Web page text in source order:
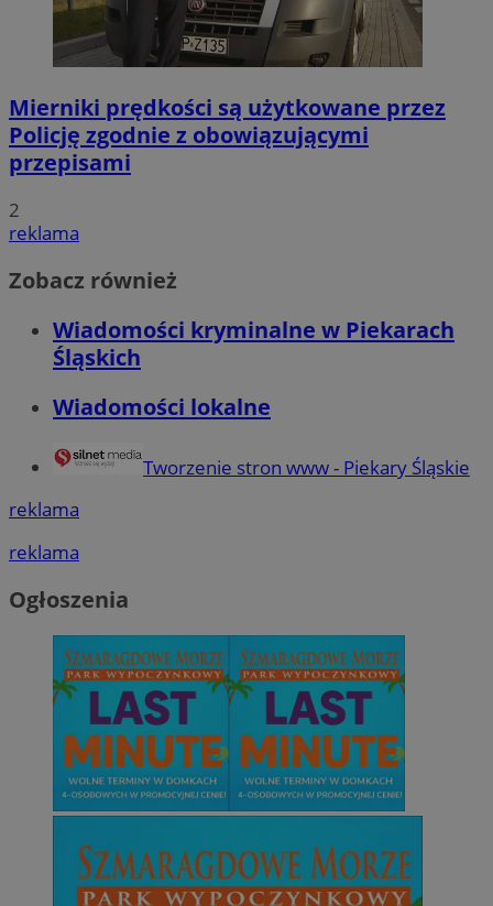
Mierniki prędkości są użytkowane przez
Policję zgodnie z obowiązującymi
przepisami
2
reklama
Zobacz również
Wiadomości kryminalne w Piekarach
Śląskich
Wiadomości lokalne
Tworzenie stron www - Piekary Śląskie
reklama
reklama
Ogłoszenia